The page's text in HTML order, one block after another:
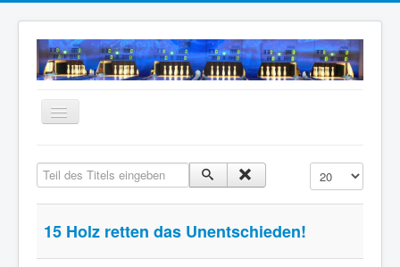
Navigation
an/aus
Neuigkeiten
Teil des Titels eingeben Anzeige #
15 Holz retten das Unentschieden!